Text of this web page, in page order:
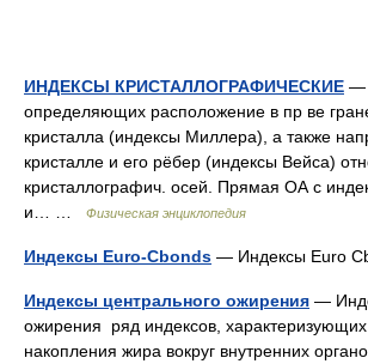
ИНДЕКСЫ КРИСТАЛЛОГРАФИЧЕСКИЕ —
определяющих расположение в пр ве
кристалла (индексы Миллера), а также
кристалле и его рёбер (индексы Вейса)
кристаллографич. осей. Прямая ОА с
и… …
Физическая энциклопедия
Индексы Euro-Cbonds — Индексы Euro
Индексы центрального ожирения —
ожирения ряд индексов, характеризующих
накопления жира вокруг внутренних